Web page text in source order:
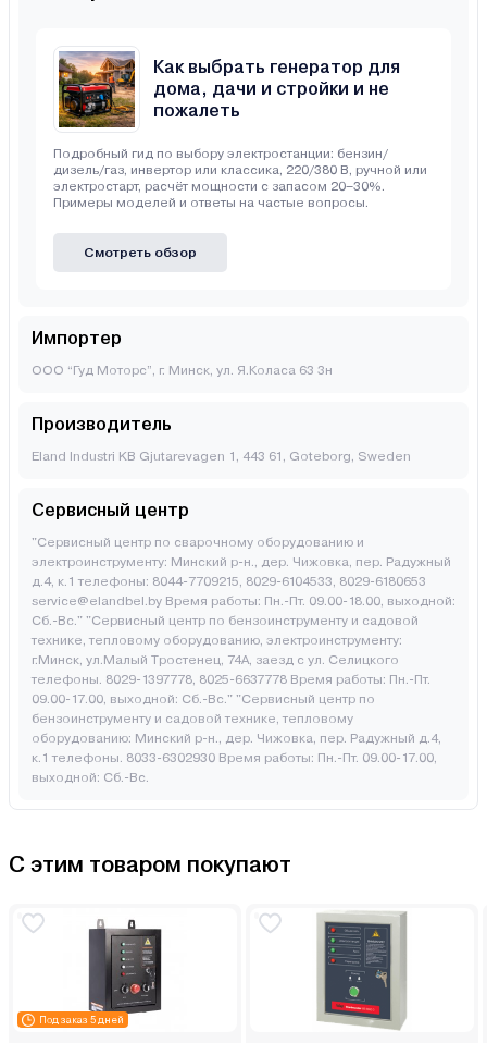
Как выбрать генератор для
дома, дачи и стройки и не
пожалеть
Подробный гид по выбору электростанции: бензин/
дизель/газ, инвертор или классика, 220/380 В, ручной или
электростарт, расчёт мощности с запасом 20–30%.
Примеры моделей и ответы на частые вопросы.
Смотреть обзор
Импортер
ООО “Гуд Моторс”, г. Минск, ул. Я.Коласа 63 3н
Производитель
Eland Industri KB Gjutarevagen 1, 443 61, Goteborg, Sweden
Сервисный центр
"Сервисный центр по сварочному оборудованию и
электроинструменту: Минский р-н., дер. Чижовка, пер. Радужный
д.4, к.1 телефоны: 8044-7709215, 8029-6104533, 8029-6180653
service@elandbel.by Время работы: Пн.-Пт. 09.00-18.00, выходной:
Сб.-Вс." "Сервисный центр по бензоинструменту и садовой
технике, тепловому оборудованию, электроинструменту:
г.Минск, ул.Малый Тростенец, 74А, заезд с ул. Селицкого
телефоны. 8029-1397778, 8025-6637778 Время работы: Пн.-Пт.
09.00-17.00, выходной: Cб.-Вс." "Сервисный центр по
бензоинструменту и садовой технике, тепловому
оборудованию: Минский р-н., дер. Чижовка, пер. Радужный д.4,
к.1 телефоны. 8033-6302930 Время работы: Пн.-Пт. 09.00-17.00,
выходной: Cб.-Вс.
С этим товаром покупают
Под заказ 5 дней